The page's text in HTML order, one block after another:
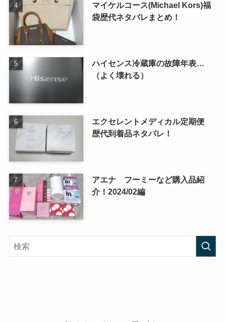
マイケルコース(Michael Kors)福
袋歴代ネタバレまとめ！
ハイセンス冷蔵庫の故障年表…
（よく壊れる）
エクセレントメディカル定期便
歴代到着品ネタバレ！
アエナ フーミーなど購入品紹
介！2024/02編